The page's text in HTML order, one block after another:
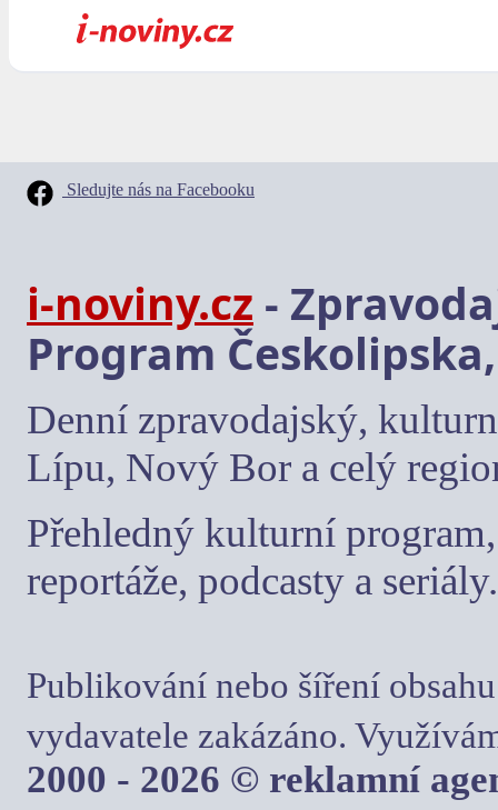
Sledujte nás na Facebooku
i-noviny.cz -
Program
Denní zpravodajský,
Lípu, Nový Bor a celý
Přehledný kulturní
reportáže, podcasty a seriály.
Publikování nebo šíření
vydavatele zakázáno.
2000 - 2026 © reklamní